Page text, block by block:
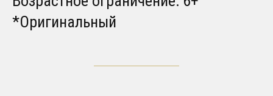
*Оригинальный